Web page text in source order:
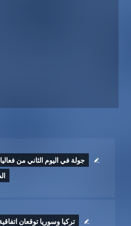
جولة في اليوم الثاني من
تركيا وسوريا توقعان